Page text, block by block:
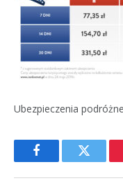
Ubezpieczenia
FacebookTwitter